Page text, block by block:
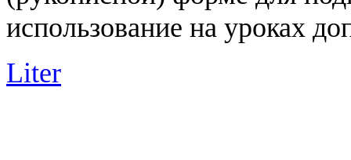
использование на уроках
Liter